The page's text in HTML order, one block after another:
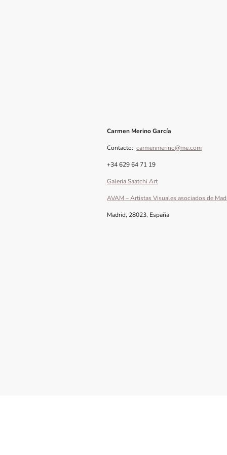
Carmen Merino García
Contacto: carmenmerino@me.com
+34 629 64 71 19
Galería Saatchi Art
AVAM – Artistas Visuales asociados de
Madrid, 28023, España